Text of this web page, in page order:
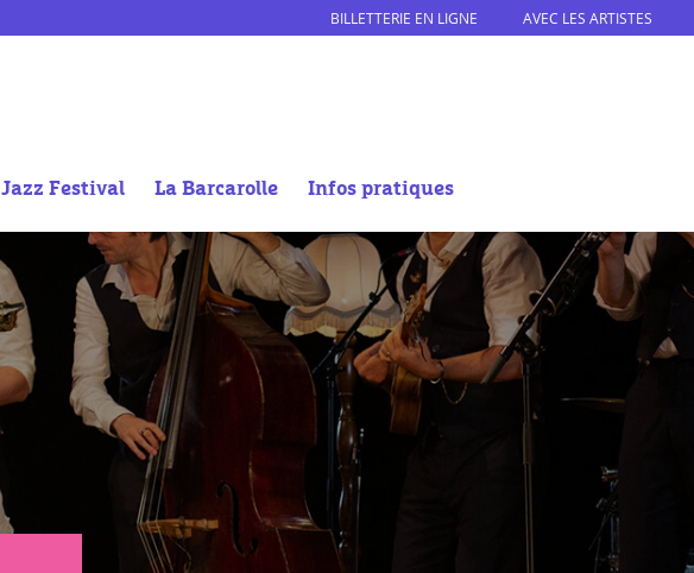
BILLETTERIE EN LIGNE AVEC LES ARTISTES
Jazz Festival La Barcarolle Infos pratiques